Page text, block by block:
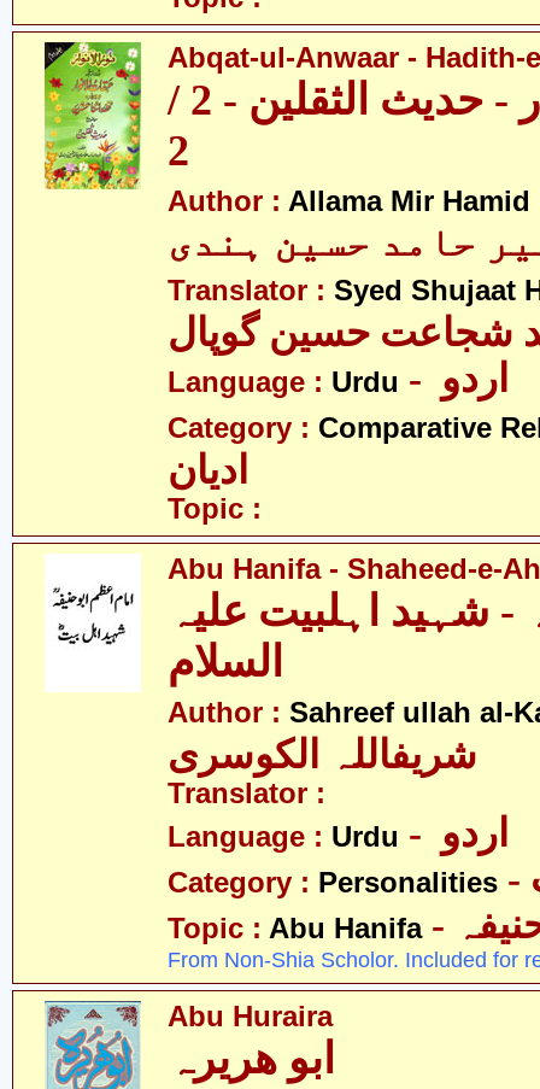
Abqat-ul-Anwaar - Hadith-
عبقات الانوار - حدیث الثقلین - 2 /
2
Author : Allama Mir
حامد حسین ہندی
Translator : Syed Shujaat
Language : Urdu
Category : Comparative
ادیان
Topic :
Abu Hanifa - Shaheed-e-
- شہید اہلبیت علیہ
السلام
Author : Sahreef ullah al-
شریفاللہ الکوسری
Translator :
Language : Urdu
Category : Personalities
Topic : Abu Hanifa
From Non-Shia Scholor. Included for
Abu Huraira